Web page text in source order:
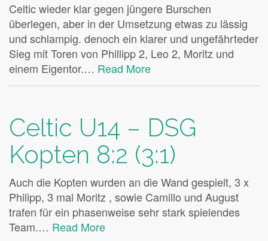
Celtic wieder klar gegen jüngere Burschen
überlegen, aber in der Umsetzung etwas zu lässig
und schlampig. denoch ein klarer und ungefährteder
Sieg mit Toren von Phillipp 2, Leo 2, Moritz und
einem Eigentor.… Read More
Celtic U14 – DSG
Kopten 8:2 (3:1)
Auch die Kopten wurden an die Wand gespielt, 3 x
Philipp, 3 mal Moritz , sowie Camillo und August
trafen für ein phasenweise sehr stark spielendes
Team.… Read More